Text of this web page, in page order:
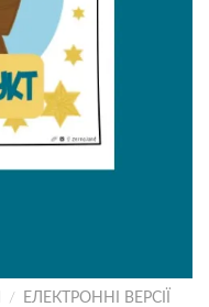
/ ЕЛЕКТРОННІ ВЕРСІЇ